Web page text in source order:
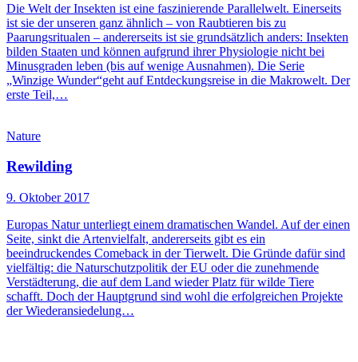
Die Welt der Insekten ist eine faszinierende Parallelwelt. Einerseits
ist sie der unseren ganz ähnlich – von Raubtieren bis zu
Paarungsritualen – andererseits ist sie grundsätzlich anders: Insekten
bilden Staaten und können aufgrund ihrer Physiologie nicht bei
Minusgraden leben (bis auf wenige Ausnahmen). Die Serie
„Winzige Wunder“geht auf Entdeckungsreise in die Makrowelt. Der
erste Teil,…
Nature
Rewilding
9. Oktober 2017
Europas Natur unterliegt einem dramatischen Wandel. Auf der einen
Seite, sinkt die Artenvielfalt, andererseits gibt es ein
beeindruckendes Comeback in der Tierwelt. Die Gründe dafür sind
vielfältig: die Naturschutzpolitik der EU oder die zunehmende
Verstädterung, die auf dem Land wieder Platz für wilde Tiere
schafft. Doch der Hauptgrund sind wohl die erfolgreichen Projekte
der Wiederansiedelung…